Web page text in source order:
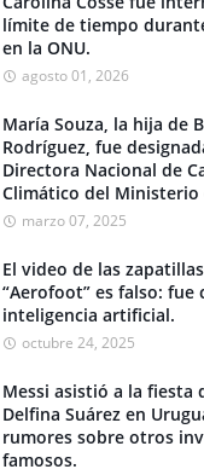
límite de tiempo
en la ONU.
agosto 01, 2026
María Souza, la hija de
Rodríguez, fue
Directora Nacional de
Climático del Ministerio
marzo 07, 2025
El video de las
“Aerofoot” es falso: fue
inteligencia artificial.
octubre 24, 2025
Messi asistió a la fiesta
Delfina Suárez en
rumores sobre otros
famosos.